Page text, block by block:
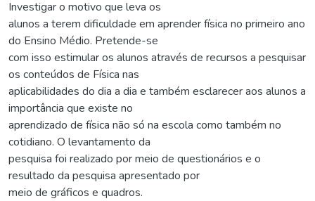
Investigar o motivo que leva os
alunos a terem dificuldade em aprender física no primeiro ano
do Ensino Médio. Pretende-se
com isso estimular os alunos através de recursos a pesquisar
os conteúdos de Física nas
aplicabilidades do dia a dia e também esclarecer aos alunos a
importância que existe no
aprendizado de física não só na escola como também no
cotidiano. O levantamento da
pesquisa foi realizado por meio de questionários e o
resultado da pesquisa apresentado por
meio de gráficos e quadros.